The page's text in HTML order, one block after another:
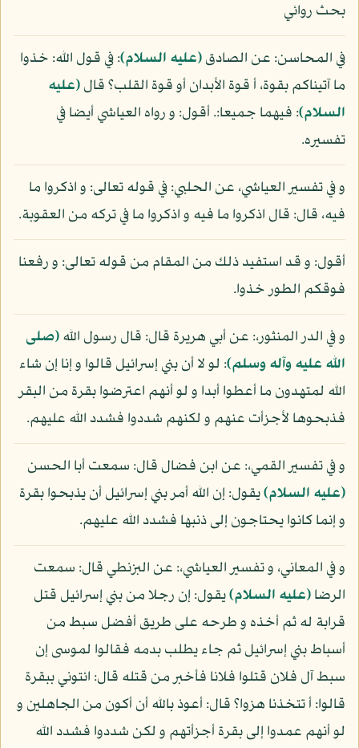
بحث روائي
في المحاسن: عن الصادق(عليه السلام): في قول الله: خذوا
ما آتيناكم بقوة، أ قوة الأبدان أو قوة القلب؟ قال(عليه
السلام): فيهما جميعا:. أقول: و رواه العياشي أيضا في
تفسيره.
و في تفسير العياشي، عن الحلبي: في قوله تعالى: و اذكروا ما
فيه، قال: قال اذكروا ما فيه و اذكروا ما في تركه من العقوبة.
أقول: و قد استفيد ذلك من المقام من قوله تعالى: و رفعنا
فوقكم الطور خذوا.
و في الدر المنثور،: عن أبي هريرة قال: قال رسول الله(صلى
الله عليه وآله وسلم): لو لا أن بني إسرائيل قالوا و إنا إن شاء
الله لمتهدون ما أعطوا أبدا و لو أنهم اعترضوا بقرة من البقر
فذبحوها لأجزأت عنهم و لكنهم شددوا فشدد الله عليهم.
و في تفسير القمي،: عن ابن فضال قال: سمعت أبا الحسن
(عليه السلام)يقول: إن الله أمر بني إسرائيل أن يذبحوا بقرة
و إنما كانوا يحتاجون إلى ذنبها فشدد الله عليهم.
و في المعاني، و تفسير العياشي،: عن البزنطي قال: سمعت
الرضا(عليه السلام)يقول: إن رجلا من بني إسرائيل قتل
قرابة له ثم أخذه و طرحه على طريق أفضل سبط من
أسباط بني إسرائيل ثم جاء يطلب بدمه فقالوا لموسى إن
سبط آل فلان قتلوا فلانا فأخبر من قتله قال: ائتوني ببقرة
قالوا: أ تتخذنا هزوا؟ قال: أعوذ بالله أن أكون من الجاهلين و
لو أنهم عمدوا إلى بقرة أجزأتهم و لكن شددوا فشدد الله